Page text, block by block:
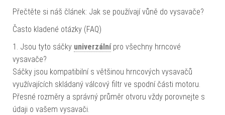
Přečtěte si náš článek: Jak se používají vůně do vysavače?
Často kladené otázky (FAQ)
1. Jsou tyto sáčky univerzálnípro všechny hrncové
vysavače?
Sáčky jsou kompatibilní s většinou hrncových vysavačů
využívajících skládaný válcový filtr ve spodní části motoru.
Přesné rozměry a správný průměr otvoru vždy porovnejte s
údaji o vašem vysavači.